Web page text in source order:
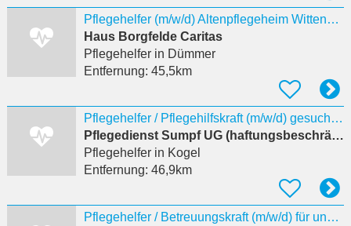
Pflegehelfer (m/w/d) Altenpflegeheim Wittenburg
Haus Borgfelde Caritas
Pflegehelferin Dümmer
Entfernung: 45,5km
Pflegehelfer / Pflegehilfskraft (m/w/d) gesucht ***16-18€/Std***
Pflegedienst Sumpf UG (haftungsbeschränkt)
Pflegehelferin Kogel
Entfernung: 46,9km
Pflegehelfer / Betreuungskraft (m/w/d) für unsere Tagespflege